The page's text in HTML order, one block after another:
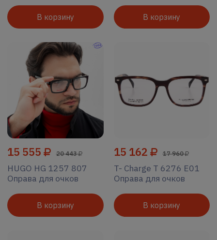
В корзину В корзину
15 555 20 443
HUGO HG 1257 807
Оправа для очков
В корзину
15 162 17 960
T- Charge T 6276 E01
Оправа для очков
В корзину